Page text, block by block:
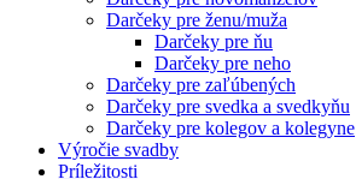
Darčeky pre ženu/muža
Darčeky pre ňu
Darčeky pre neho
Darčeky pre zaľúbených
Darčeky pre svedka a svedkyňu
Darčeky pre kolegov a kolegyne
Výročie svadby
Príležitosti